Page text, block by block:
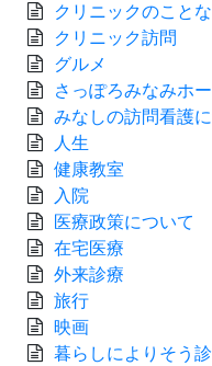
クリニックのこと
クリニック訪問
グルメ
さっぽろみなみホ
みなしの訪問看護
人生
健康教室
入院
医療政策について
在宅医療
外来診療
旅行
映画
暮らしによりそう